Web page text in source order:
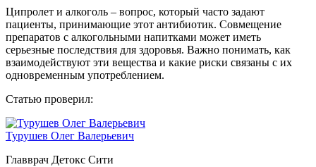
Ципролет и алкоголь – вопрос, который часто задают
пациенты, принимающие этот антибиотик. Совмещение
препаратов с алкогольными напитками может иметь
серьезные последствия для здоровья. Важно понимать, как
взаимодействуют эти вещества и какие риски связаны с их
одновременным употреблением.
Статью проверил:
Турушев Олег Валерьевич
Главврач Детокс Сити